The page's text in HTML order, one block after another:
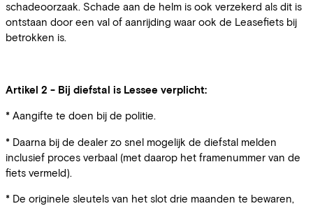
schadeoorzaak. Schade aan de helm is ook verzekerd als dit is
ontstaan door een val of aanrijding waar ook de Leasefiets bij
betrokken is.
Artikel 2 - Bij diefstal is Lessee verplicht:
* Aangifte te doen bij de politie.
* Daarna bij de dealer zo snel mogelijk de diefstal melden
inclusief proces verbaal (met daarop het framenummer van de
fiets vermeld).
* De originele sleutels van het slot drie maanden te bewaren,